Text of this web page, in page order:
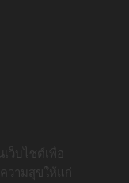
เว็บไซต์เพื่อ
ามสุขให้แก่